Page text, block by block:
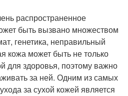
распространенное
быть вызвано множеством
генетика, неправильный
кожа может быть не только
для здоровья, поэтому важно
за ней. Одним из самых
за сухой кожей является